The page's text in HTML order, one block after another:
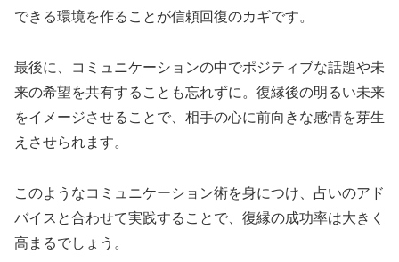
できる環境を作ることが信頼回復のカギです。
最後に、コミュニケーションの中でポジティブな話題や未
来の希望を共有することも忘れずに。復縁後の明るい未来
をイメージさせることで、相手の心に前向きな感情を芽生
えさせられます。
このようなコミュニケーション術を身につけ、占いのアド
バイスと合わせて実践することで、復縁の成功率は大きく
高まるでしょう。